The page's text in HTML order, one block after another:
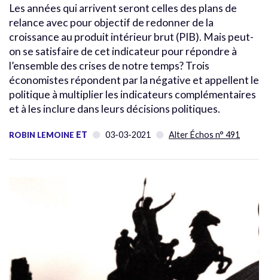
Les années qui arrivent seront celles des plans de
relance avec pour objectif de redonner de la
croissance au produit intérieur brut (PIB). Mais peut-
on se satisfaire de cet indicateur pour répondre à
l’ensemble des crises de notre temps? Trois
économistes répondent par la négative et appellent le
politique à multiplier les indicateurs complémentaires
et à les inclure dans leurs décisions politiques.
ROBIN LEMOINE ET 03-03-2021 Alter Échos n° 491